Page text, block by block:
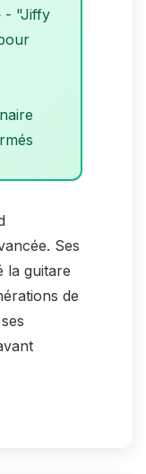
- "Jiffy
Ses
la guitare
de